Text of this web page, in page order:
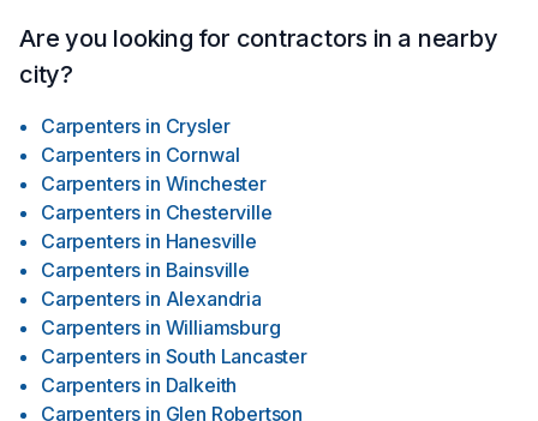
main sont également offerts. Il nous fera plaisir de travailler
de pair avec vous pour concrétiser vos rêves. Maxime
RobitaillePropriétaire
Are you looking for contractors in a nearby
city?
Carpenters in Crysler
Carpenters in Cornwal
Carpenters in Winchester
Carpenters in Chesterville
Carpenters in Hanesville
Carpenters in Bainsville
Carpenters in Alexandria
Carpenters in Williamsburg
Carpenters in South Lancaster
Carpenters in Dalkeith
Carpenters in Glen Robertson